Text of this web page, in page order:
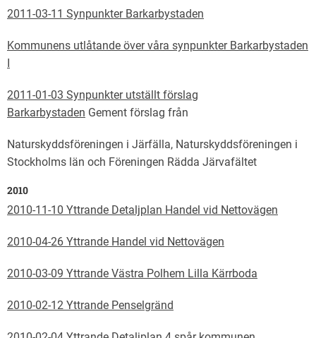
2011-03-11 Synpunkter Barkarbystaden
Kommunens utlåtande över våra synpunkter Barkarbystaden
I
2011-01-03 Synpunkter utställt förslag
Barkarbystaden Gement förslag från
Naturskyddsföreningen i Järfälla, Naturskyddsföreningen i
Stockholms län och Föreningen Rädda Järvafältet
2010
2010-11-10 Yttrande Detaljplan Handel vid Nettovägen
2010-04-26 Yttrande Handel vid Nettovägen
2010-03-09 Yttrande Västra Polhem Lilla Kärrboda
2010-02-12 Yttrande Penselgränd